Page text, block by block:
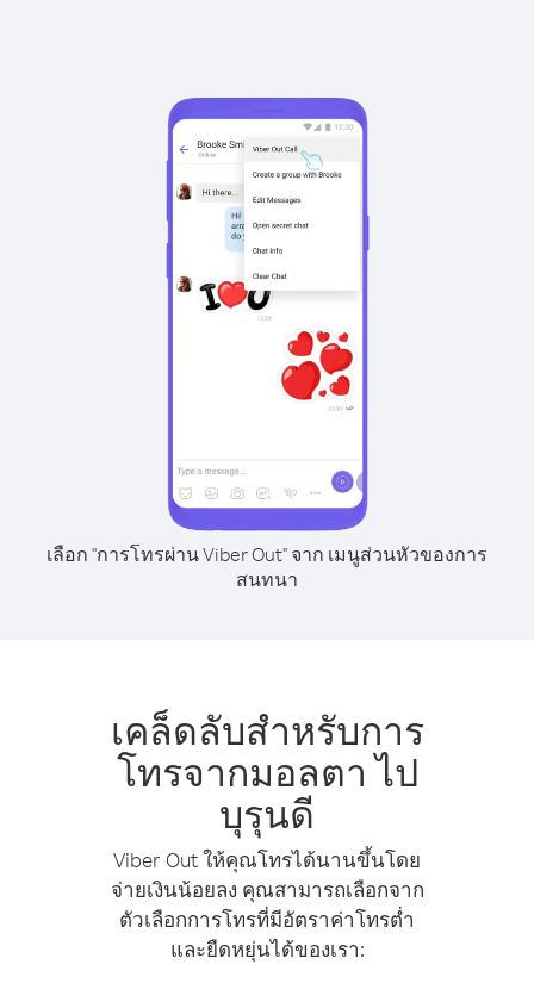
เลือก "การโทรผ่าน Viber Out" จาก เมนูส่วนหัวของการ
สนทนา
เคล็ดลับสำหรับการ
โทรจากมอลตา ไป
บุรุนดี
Viber Out ให้คุณโทรได้นานขึ้นโดย
จ่ายเงินน้อยลง คุณสามารถเลือกจาก
ตัวเลือกการโทรที่มีอัตราค่าโทรต่ำ
และยืดหยุ่นได้ของเรา: